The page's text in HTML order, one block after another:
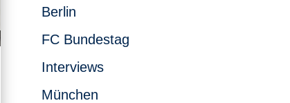
Berlin
FC Bundestag
Interviews
München